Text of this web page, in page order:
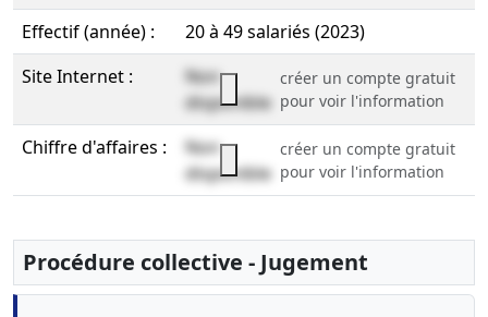
Effectif (année) :
20 à 49 salariés (2023)
Site Internet :
Non
disponible
créer un compte gratuit
pour voir l'information
Chiffre d'affaires :
Non
disponible
créer un compte gratuit
pour voir l'information
Procédure collective - Jugement